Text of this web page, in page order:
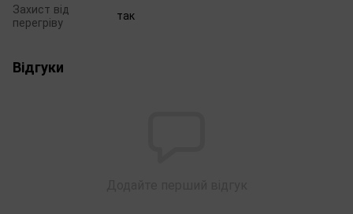
Захист від
перегріву
так
Відгуки